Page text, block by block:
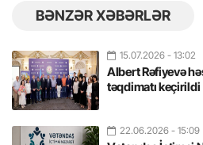
BƏNZƏR XƏBƏRLƏR
15.07.2026 - 13:02
Albert Rəfiyevə
təqdimatı keçirildi
22.06.2026 - 15:09